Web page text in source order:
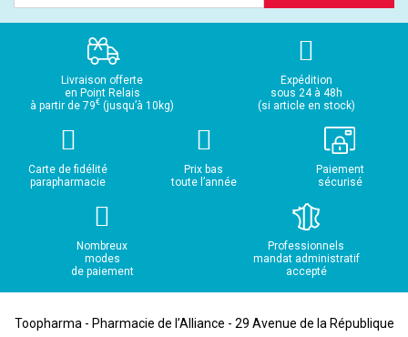
Livraison offerte
en Point Relais
à partir de 79€ (jusqu’à 10kg)
Expédition
sous 24 à 48h
(si article en stock)
Carte de fidélité
parapharmacie
Prix bas
toute l’année
Paiement
sécurisé
Nombreux
modes
de paiement
Professionnels
mandat administratif
accepté
Toopharma - Pharmacie de l’Alliance - 29 Avenue de la République